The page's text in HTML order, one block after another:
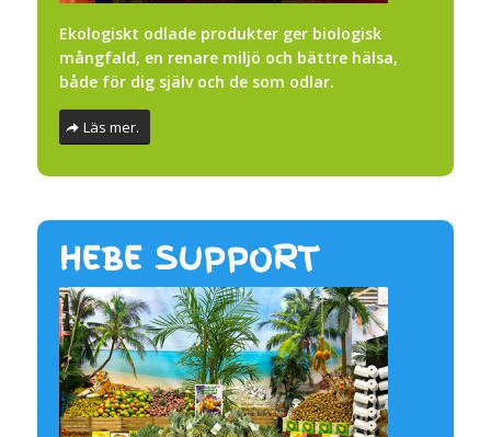
Ekologiskt odlade produkter ger biologisk
mångfald, en renare miljö och bättre hälsa,
både för dig själv och de som odlar.
Läs mer.
HEBE SUPPORT